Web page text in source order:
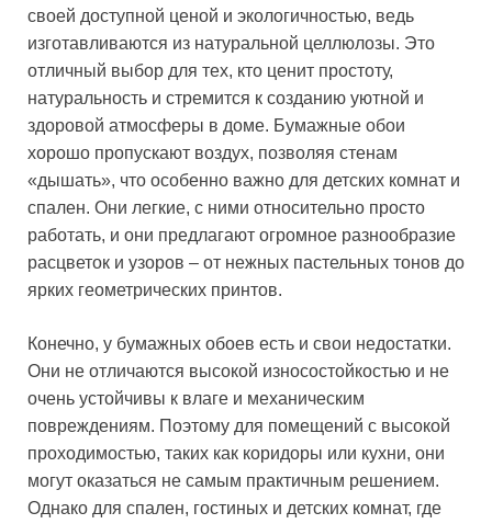
своей доступной ценой и экологичностью, ведь
изготавливаются из натуральной целлюлозы. Это
отличный выбор для тех, кто ценит простоту,
натуральность и стремится к созданию уютной и
здоровой атмосферы в доме. Бумажные обои
хорошо пропускают воздух, позволяя стенам
«дышать», что особенно важно для детских комнат и
спален. Они легкие, с ними относительно просто
работать, и они предлагают огромное разнообразие
расцветок и узоров – от нежных пастельных тонов до
ярких геометрических принтов.
Конечно, у бумажных обоев есть и свои недостатки.
Они не отличаются высокой износостойкостью и не
очень устойчивы к влаге и механическим
повреждениям. Поэтому для помещений с высокой
проходимостью, таких как коридоры или кухни, они
могут оказаться не самым практичным решением.
Однако для спален, гостиных и детских комнат, где